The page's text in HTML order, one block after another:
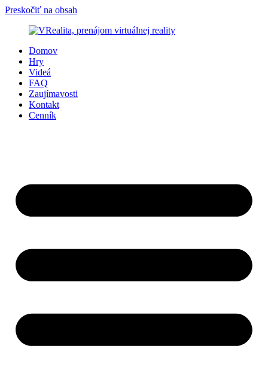
Preskočiť na obsah
Domov
Hry
Videá
FAQ
Zaujímavosti
Kontakt
Cenník